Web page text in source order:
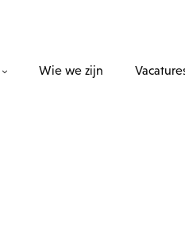
Wie we zijn